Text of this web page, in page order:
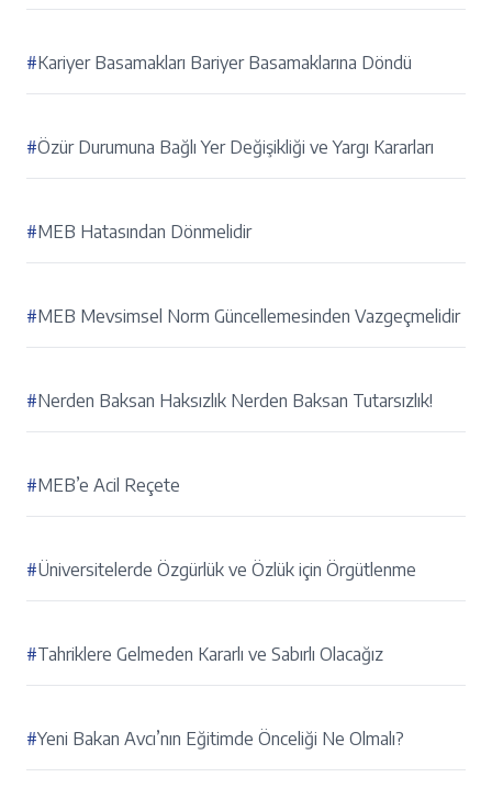
#Kariyer Basamakları Bariyer Basamaklarına Döndü
#Özür Durumuna Bağlı Yer Değişikliği ve Yargı Kararları
#MEB Hatasından Dönmelidir
#MEB Mevsimsel Norm Güncellemesinden Vazgeçmelidir
#Nerden Baksan Haksızlık Nerden Baksan Tutarsızlık!
#MEB’e Acil Reçete
#Üniversitelerde Özgürlük ve Özlük için Örgütlenme
#Tahriklere Gelmeden Kararlı ve Sabırlı Olacağız
#Yeni Bakan Avcı’nın Eğitimde Önceliği Ne Olmalı?